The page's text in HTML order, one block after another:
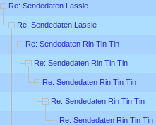
Re: Sendedaten Lassie
Re: Sendedaten Lassie
Re: Sendedaten Rin Tin Tin
Re: Sendedaten Rin Tin Tin
Re: Sendedaten Rin Tin Tin
Re: Sendedaten Rin Tin Tin
Re: Sendedaten Rin Tin Tin